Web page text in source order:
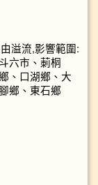
溢流,影響範圍:
六市、莿桐
、口湖鄉、大
鄉、東石鄉